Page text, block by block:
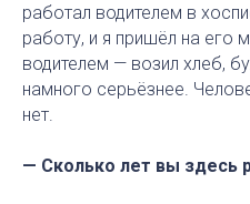
работал водителем в
работу, и я пришёл на его
водителем — возил хлеб,
намного серьёзнее.
нет.
— Сколько лет вы здесь